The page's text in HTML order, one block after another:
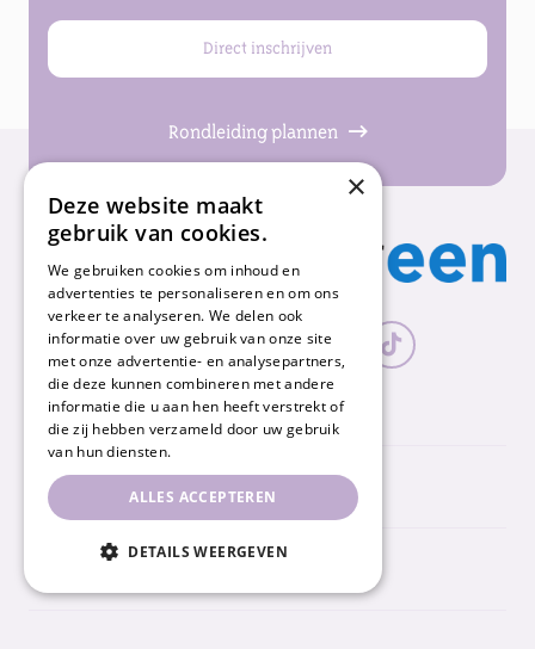
Direct inschrijven
Rondleiding plannen
Nummereen
Snel naar
×
Deze website maakt
gebruik van cookies.
We gebruiken cookies om inhoud en
advertenties te personaliseren en om ons
verkeer te analyseren. We delen ook
informatie over uw gebruik van onze site
met onze advertentie- en analysepartners,
die deze kunnen combineren met andere
informatie die u aan hen heeft verstrekt of
die zij hebben verzameld door uw gebruik
van hun diensten.
ALLES ACCEPTEREN
DETAILS WEERGEVEN